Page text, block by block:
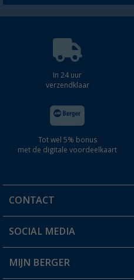
In 24 uur
verzendklaar
Tot wel 5% bonus
met de digitale voordeelkaart
CONTACT
Een vraag?
Winkel vinden
SOCIAL MEDIA
MIJN BERGER